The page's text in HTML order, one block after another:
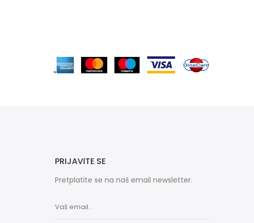
PRIJAVITE SE
Pretplatite se na naš email newsletter.